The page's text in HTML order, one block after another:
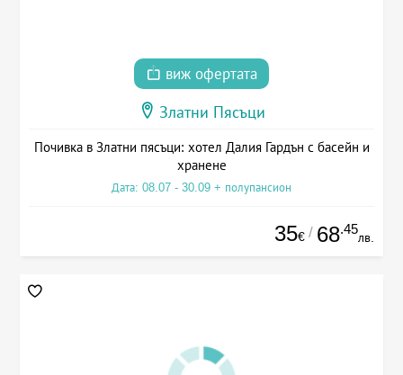
виж офертата
Златни Пясъци
Почивка в Златни пясъци: хотел Далия Гардън с басейн и
хранене
Дата: 08.07 - 30.09 + полупансион
35€ / 68.45
лв.